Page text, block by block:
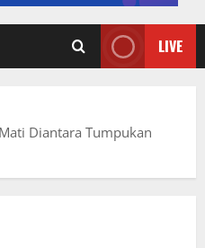
LIVE
Diantara Tumpukan